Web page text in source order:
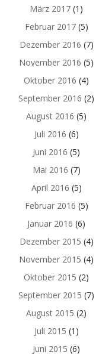
März 2017 (1)
Februar 2017(5)
Dezember 2016 (7)
November 2016 (5)
Oktober 2016 (4)
September 2016 (2)
August 2016 (5)
Juli 2016 (6)
Juni 2016 (5)
Mai 2016 (7)
April 2016 (5)
Februar 2016 (5)
Januar 2016 (6)
Dezember 2015 (4)
November 2015 (4)
Oktober 2015 (2)
September 2015 (7)
August 2015 (2)
Juli 2015 (1)
Juni 2015 (6)